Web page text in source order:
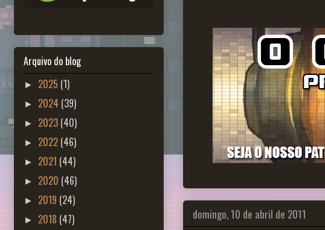
domingo, 10 de abril de 2011
Arquivo do blog
► 2025 (1)
► 2024 (39)
► 2023 (40)
► 2022 (46)
► 2021 (44)
► 2020 (46)
► 2019 (24)
► 2018 (47)